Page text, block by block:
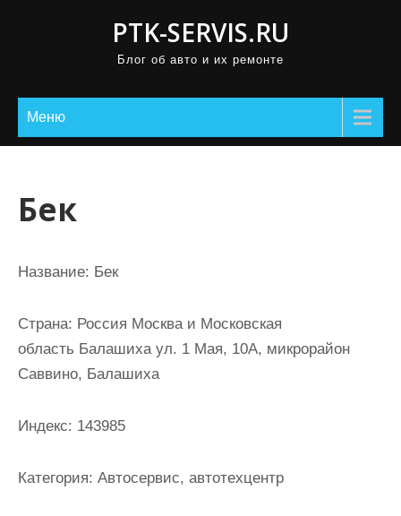
PTK-SERVIS.RU
Блог об авто и их ремонте
Меню
Бек
Название: Бек
Страна: Россия Москва и Московская
область Балашиха ул. 1 Мая, 10А, микрорайон
Саввино, Балашиха
Индекс: 143985
Категория: Автосервис, автотехцентр